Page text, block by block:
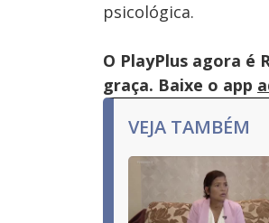
psicológica.
O PlayPlus agora é
graça. Baixe o app
VEJA TAMBÉM